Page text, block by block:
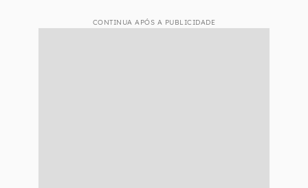
CONTINUA APÓS A PUBLICIDADE